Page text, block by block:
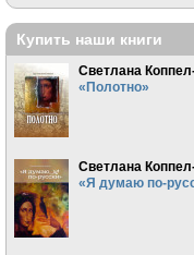
Купить наши книги
Светлана
«Полотно»
Светлана
«Я думаю по-